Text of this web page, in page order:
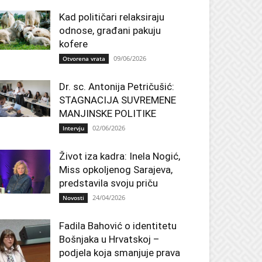
Kad političari relaksiraju
odnose, građani pakuju
kofere
Otvorena vrata 09/06/2026
Dr. sc. Antonija Petričušić:
STAGNACIJA SUVREMENE
MANJINSKE POLITIKE
Intervju 02/06/2026
Život iza kadra: Inela Nogić,
Miss opkoljenog Sarajeva,
predstavila svoju priču
Novosti 24/04/2026
Fadila Bahović o identitetu
Bošnjaka u Hrvatskoj –
podjela koja smanjuje prava